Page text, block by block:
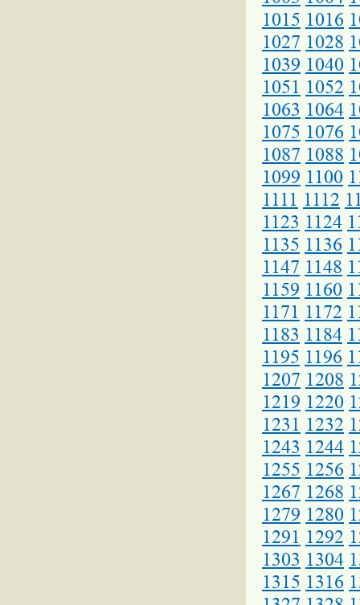
1015 1016
1027 1028
1039 1040
1051 1052
1063 1064
1075 1076
1087 1088
1099 1100
1111 1112
1123 1124
1135 1136
1147 1148
1159 1160
1171 1172
1183 1184
1195 1196
1207 1208
1219 1220
1231 1232
1243 1244
1255 1256
1267 1268
1279 1280
1291 1292
1303 1304
1315 1316